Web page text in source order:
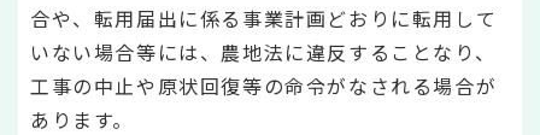
合や、転用届出に係る事業計画どおりに転用して
いない場合等には、農地法に違反することなり、
工事の中止や原状回復等の命令がなされる場合が
あります。